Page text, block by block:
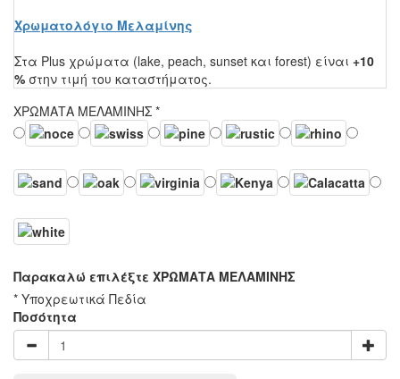
Χρωματολόγιο Μελαμίνης
Στα Plus χρώματα (lake, peach, sunset και forest) είναι +10
% στην τιμή του καταστήματος.
ΧΡΩΜΑΤΑ ΜΕΛΑΜΙΝΗΣ *
Παρακαλώ επιλέξτε ΧΡΩΜΑΤΑ ΜΕΛΑΜΙΝΗΣ
* Υποχρεωτικά Πεδία
Ποσότητα